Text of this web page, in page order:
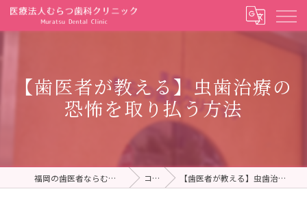
【歯医者が教える】虫歯治療の
恐怖を取り払う方法
福岡の歯医者ならむらつ歯科クリニック コラム 【歯医者が教える】虫歯治療の恐怖を取り払う方法